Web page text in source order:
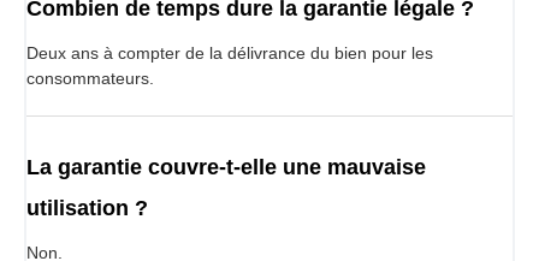
Combien de temps dure la garantie légale ?
Deux ans à compter de la délivrance du bien pour les
consommateurs.
La garantie couvre-t-elle une mauvaise
utilisation ?
Non.